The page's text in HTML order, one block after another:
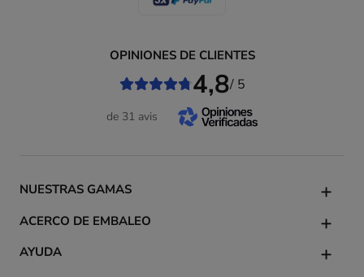
NUESTRAS GAMAS
ACERCO DE EMBALEO
AYUDA
OPINIONES DE CLIENTES
4,8/ 5
de 31 avis